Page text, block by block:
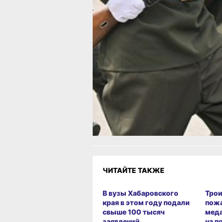
при планировании поездок.
В ТЕМУ:
Из-за репетиции парада в Хабаровске
ожидается перекрытие улиц и
маршрутов
Читайте нас в соцсетях:
ВКонтакте
Одноклассники,
Телеграмили
Яндекс.Дзен
Как вам материал?
Огонь!
Грустно
ЧИТАЙТЕ ТАКЖЕ
В вузы Хабаровского
края в этом году подали
свыше 100 тысяч